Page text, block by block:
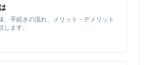
、手続きの流れ、メリット・デメリット
します。